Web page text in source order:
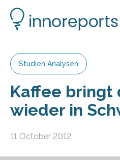
Studien Analysen
Kaffee bringt
wieder in
11 October 2012